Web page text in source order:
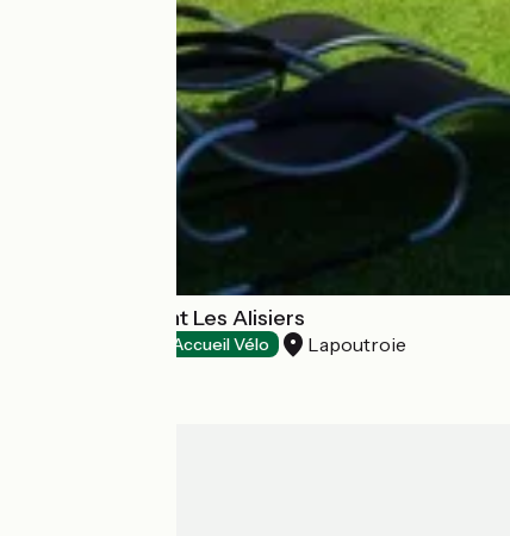
Hôtel-restaurant Les Alisiers
Accueil Vélo Lapoutroie